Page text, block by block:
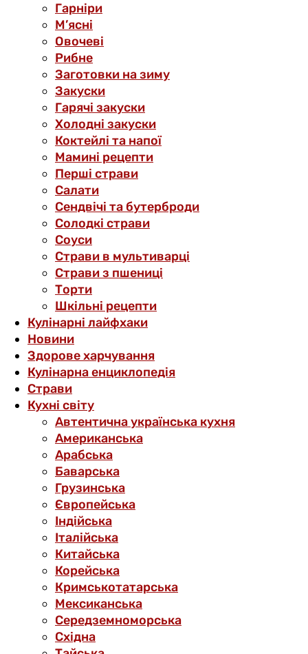
Гарніри
М’ясні
Овочеві
Рибне
Заготовки на зиму
Закуски
Гарячі закуски
Холодні закуски
Коктейлі та напої
Мамині рецепти
Перші страви
Салати
Сендвічі та бутерброди
Солодкі страви
Соуси
Страви в мультиварці
Страви з пшениці
Торти
Шкільні рецепти
Кулінарні лайфхаки
Новини
Здорове харчування
Кулінарна енциклопедія
Страви
Кухні світу
Автентична українська кухня
Американська
Арабська
Баварська
Грузинська
Європейська
Індійська
Італійська
Китайська
Корейська
Кримськотатарська
Мексиканська
Середземноморська
Східна